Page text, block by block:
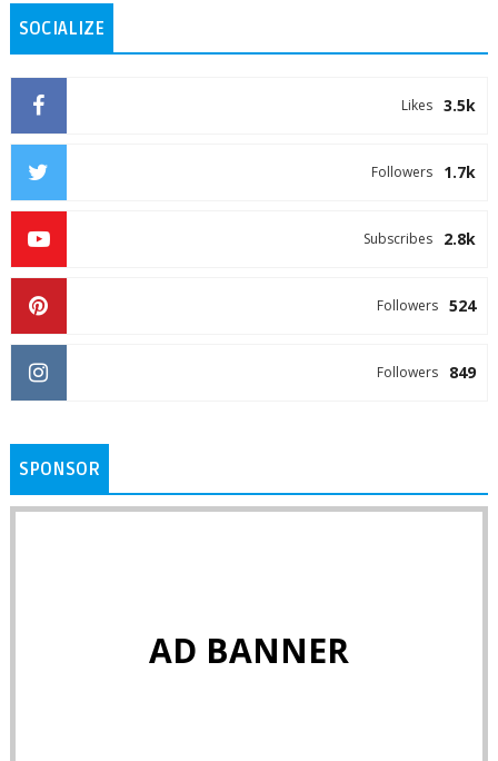
SOCIALIZE
3.5k
Likes
1.7k
Followers
2.8k
Subscribes
524
Followers
849
Followers
SPONSOR
AD BANNER